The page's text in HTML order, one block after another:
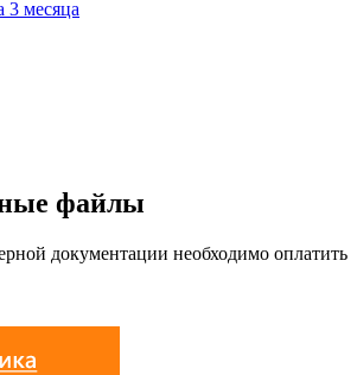
файлы
документации необходимо оплатить